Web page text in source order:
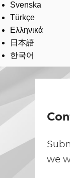
Svenska
Türkçe
Ελληνικά
日本語
한국어
we